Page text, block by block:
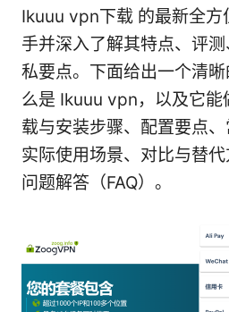
Ikuuu vpn下载 的最新全方
手并深入了解其特点、评
私要点。下面给出一个清
么是 Ikuuu vpn，以及它能
载与安装步骤、配置要点
实际使用场景、对比与替
问题解答（FAQ）。